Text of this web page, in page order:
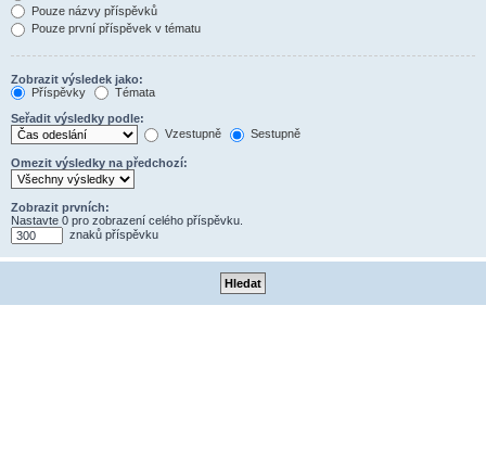
Pouze názvy příspěvků
Pouze první příspěvek v tématu
Zobrazit výsledek jako:
Příspěvky
Témata
Seřadit výsledky podle:
Vzestupně
Sestupně
Omezit výsledky na předchozí:
Zobrazit prvních:
Nastavte 0 pro zobrazení celého příspěvku.
znaků příspěvku